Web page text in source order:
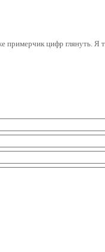
цифр глянуть. Я